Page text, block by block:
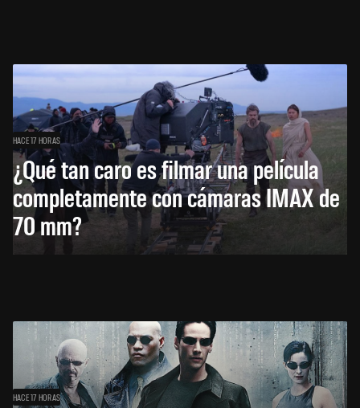
HACE 17 HORAS
¿Qué tan caro es filmar una película
completamente con cámaras IMAX de
70 mm?
HACE 17 HORAS